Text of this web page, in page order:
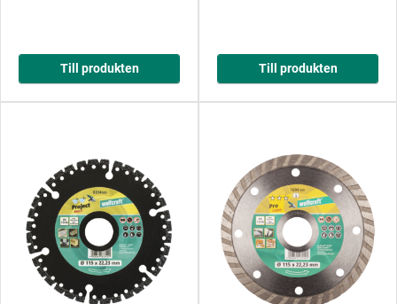
Till produkten Till produkten